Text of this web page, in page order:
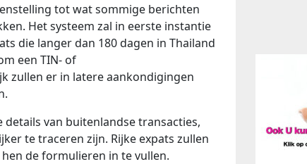
tot wat sommige berichten
Het systeem zal in eerste instantie
die langer dan 180 dagen in Thailand
een ​​TIN- of
zullen er in latere aankondigingen
van buitenlandse transacties,
te traceren zijn. Rijke expats zullen
de formulieren in te vullen.